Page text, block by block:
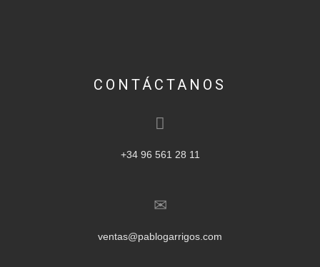
CONTÁCTANOS
+34 96 561 28 11
ventas@pablogarrigos.com